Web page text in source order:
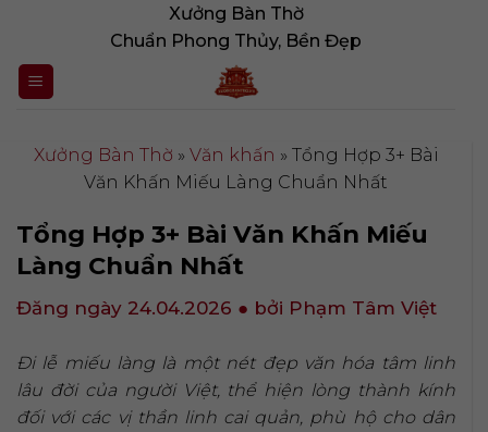
nội
dung
Xưởng Bàn Thờ
Chuẩn Phong Thủy, Bền Đẹp
Xưởng Bàn Thờ » Văn khấn » Tổng Hợp 3+ Bài
Văn Khấn Miếu Làng Chuẩn Nhất
Tổng Hợp 3+ Bài Văn Khấn Miếu
Làng Chuẩn Nhất
Đăng ngày 24.04.2026 ● bởi Phạm Tâm Việt
Đi lễ miếu làng là một nét đẹp văn hóa tâm linh
lâu đời của người Việt, thể hiện lòng thành kính
đối với các vị thần linh cai quản, phù hộ cho dân